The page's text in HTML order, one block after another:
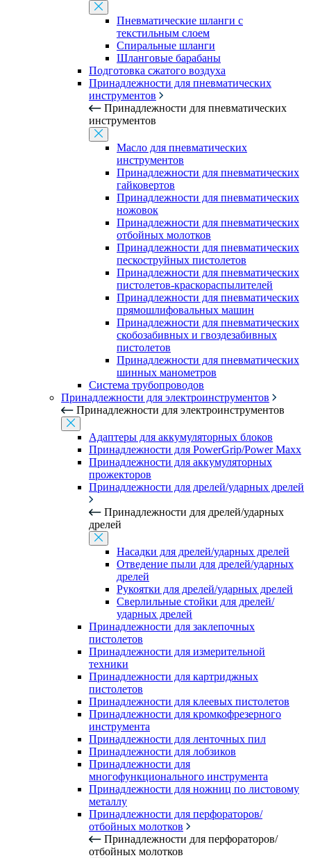
Пневматические шланги с
текстильным слоем
Спиральные шланги
Шланговые барабаны
Подготовка сжатого воздуха
Принадлежности для пневматических
инструментов
Принадлежности для пневматических
инструментов
Масло для пневматических
инструментов
Принадлежности для пневматических
гайковертов
Принадлежности для пневматических
ножовок
Принадлежности для пневматических
отбойных молотков
Принадлежности для пневматических
пескоструйных пистолетов
Принадлежности для пневматических
пистолетов-краскораспылителей
Принадлежности для пневматических
прямошлифовальных машин
Принадлежности для пневматических
скобозабивных и гвоздезабивных
пистолетов
Принадлежности для пневматических
шинных манометров
Система трубопроводов
Принадлежности для электроинструментов
Принадлежности для электроинструментов
Адаптеры для аккумуляторных блоков
Принадлежности для PowerGrip/Power Maxx
Принадлежности для аккумуляторных
прожекторов
Принадлежности для дрелей/ударных дрелей
Принадлежности для дрелей/ударных
дрелей
Насадки для дрелей/ударных дрелей
Отведение пыли для дрелей/ударных
дрелей
Рукоятки для дрелей/ударных дрелей
Сверлильные стойки для дрелей/
ударных дрелей
Принадлежности для заклепочных
пистолетов
Принадлежности для измерительной
техники
Принадлежности для картриджных
пистолетов
Принадлежности для клеевых пистолетов
Принадлежности для кромкофрезерного
инструмента
Принадлежности для ленточных пил
Принадлежности для лобзиков
Принадлежности для
многофункционального инструмента
Принадлежности для ножниц по листовому
металлу
Принадлежности для перфораторов/
отбойных молотков
Принадлежности для перфораторов/
отбойных молотков